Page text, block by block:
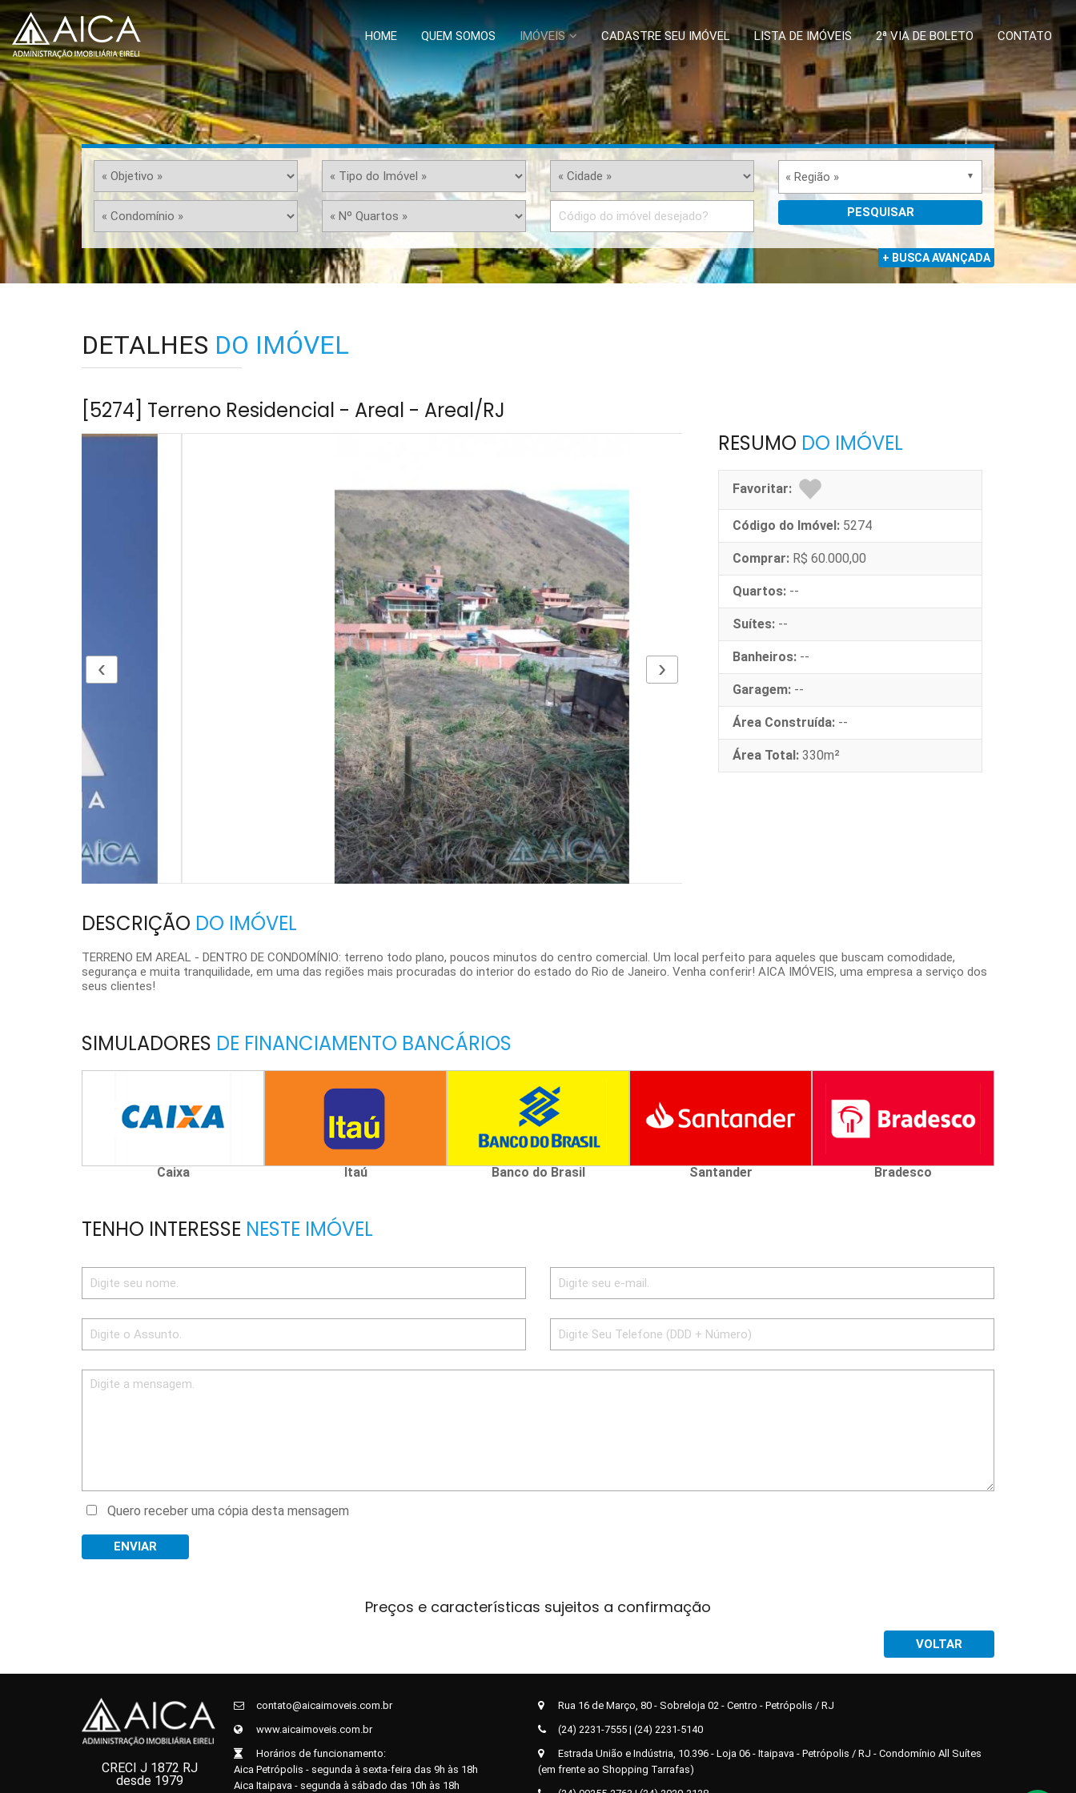
HOME QUEM SOMOS IMÓVEIS CADASTRE SEU IMÓVEL LISTA DE IMÓVEIS 2ª VIA DE BOLETO CONTATO
« Região »
PESQUISAR
+ BUSCA AVANÇADA
DETALHES DO IMÓVEL
[5274] Terreno Residencial - Areal - Areal/RJ
‹ ›
RESUMO DO IMÓVEL
Favoritar:
Código do Imóvel: 5274
Comprar: R$ 60.000,00
Quartos: --
Suítes: --
Banheiros: --
Garagem: --
Área Construída: --
Área Total: 330m²
DESCRIÇÃO DO IMÓVEL
TERRENO EM AREAL - DENTRO DE CONDOMÍNIO: terreno todo plano, poucos minutos do centro comercial. Um local perfeito para aqueles que buscam comodidade,
segurança e muita tranquilidade, em uma das regiões mais procuradas do interior do estado do Rio de Janeiro. Venha conferir! AICA IMÓVEIS, uma empresa a serviço dos
seus clientes!
SIMULADORES DE FINANCIAMENTO BANCÁRIOS
Caixa Itaú Banco do Brasil Santander Bradesco
TENHO INTERESSE NESTE IMÓVEL
Quero receber uma cópia desta mensagem
Preços e características sujeitos a confirmação
VOLTAR
CRECI J 1872 RJ
desde 1979
contato@aicaimoveis.com.br
www.aicaimoveis.com.br
Horários de funcionamento:
Aica Petrópolis - segunda à sexta-feira das 9h às 18h
Aica Itaipava - segunda à sábado das 10h às 18h
Rua 16 de Março, 80 - Sobreloja 02 - Centro - Petrópolis / RJ
(24) 2231-7555 | (24) 2231-5140
Estrada União e Indústria, 10.396 - Loja 06 - Itaipava - Petrópolis / RJ - Condomínio All Suítes
(em frente ao Shopping Tarrafas)